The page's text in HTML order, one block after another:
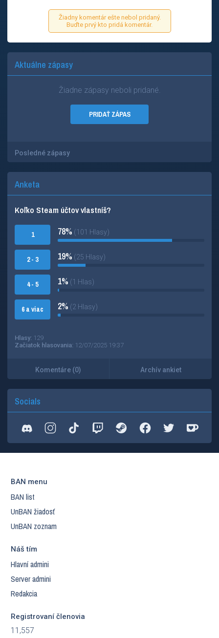
Žiadny komentár ešte nebol pridaný.
Buďte prvý kto pridá komentár.
Aktuálne zápasy
Žiadne zápasy neboli pridané.
PRIDAŤ ZÁPAS
Posledné zápasy
Anketa
Koľko Steam účtov vlastníš?
1
2 - 3
4 - 5
6 a viac
78% (101 Hlasy)
19% (25 Hlasy)
1% (1 Hlas)
2% (2 Hlasy)
Hlasy: 129
Začiatok hlasovania: 12/07/2025 19:37
Komentáre (0) Archív ankiet
Socials
BAN menu
BAN list
UnBAN žiadosť
UnBAN zoznam
Náš tím
Hlavní admini
Server admini
Redakcia
Registrovaní členovia
11,557